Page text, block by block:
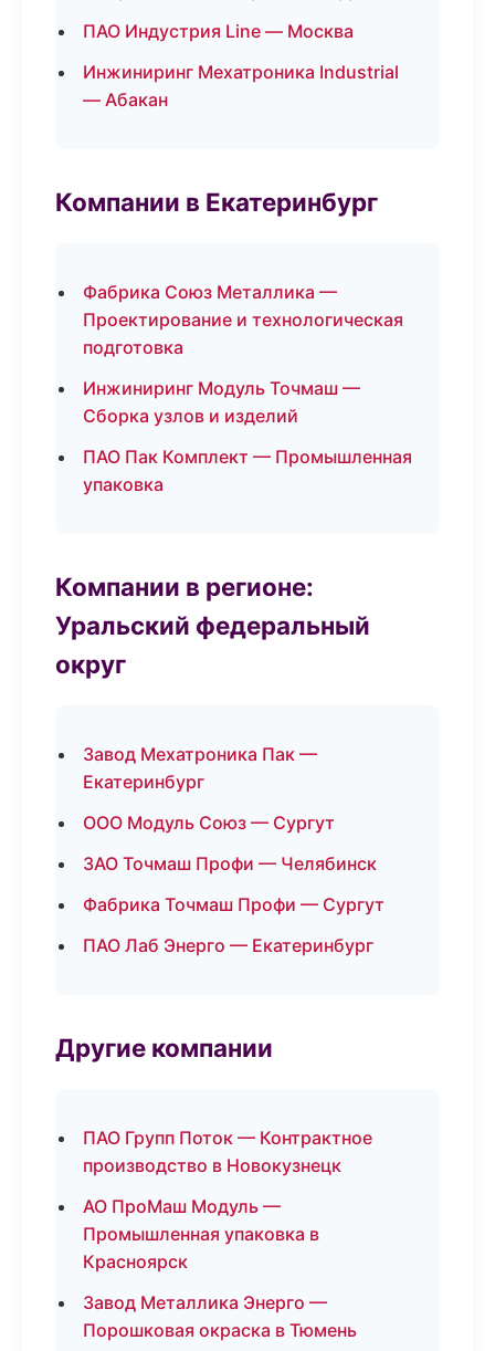
ПАО Индустрия Line — Москва
Инжиниринг Мехатроника Industrial
— Абакан
Компании в Екатеринбург
Фабрика Союз Металлика —
Проектирование и технологическая
подготовка
Инжиниринг Модуль Точмаш —
Сборка узлов и изделий
ПАО Пак Комплект — Промышленная
упаковка
Компании в регионе:
Уральский федеральный
округ
Завод Мехатроника Пак —
Екатеринбург
ООО Модуль Союз — Сургут
ЗАО Точмаш Профи — Челябинск
Фабрика Точмаш Профи — Сургут
ПАО Лаб Энерго — Екатеринбург
Другие компании
ПАО Групп Поток — Контрактное
производство в Новокузнецк
АО ПроМаш Модуль —
Промышленная упаковка в
Красноярск
Завод Металлика Энерго —
Порошковая окраска в Тюмень